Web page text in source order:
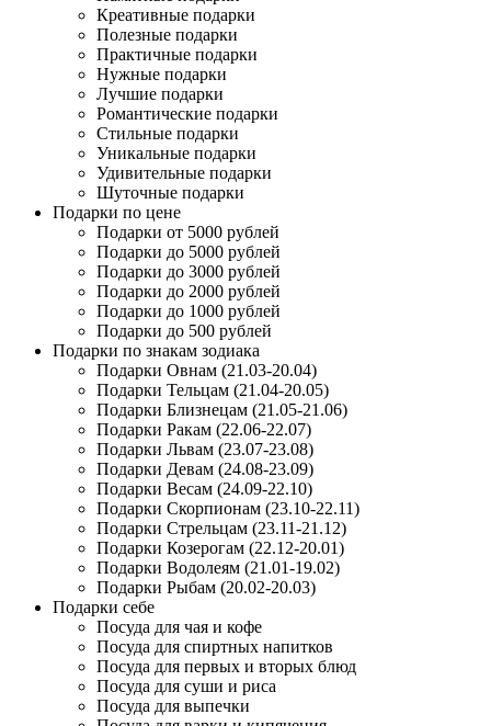
Креативные подарки
Полезные подарки
Практичные подарки
Нужные подарки
Лучшие подарки
Романтические подарки
Стильные подарки
Уникальные подарки
Удивительные подарки
Шуточные подарки
Подарки по цене
Подарки от 5000 рублей
Подарки до 5000 рублей
Подарки до 3000 рублей
Подарки до 2000 рублей
Подарки до 1000 рублей
Подарки до 500 рублей
Подарки по знакам зодиака
Подарки Овнам (21.03-20.04)
Подарки Тельцам (21.04-20.05)
Подарки Близнецам (21.05-21.06)
Подарки Ракам (22.06-22.07)
Подарки Львам (23.07-23.08)
Подарки Девам (24.08-23.09)
Подарки Весам (24.09-22.10)
Подарки Скорпионам (23.10-22.11)
Подарки Стрельцам (23.11-21.12)
Подарки Козерогам (22.12-20.01)
Подарки Водолеям (21.01-19.02)
Подарки Рыбам (20.02-20.03)
Подарки себе
Посуда для чая и кофе
Посуда для спиртных напитков
Посуда для первых и вторых блюд
Посуда для суши и риса
Посуда для выпечки